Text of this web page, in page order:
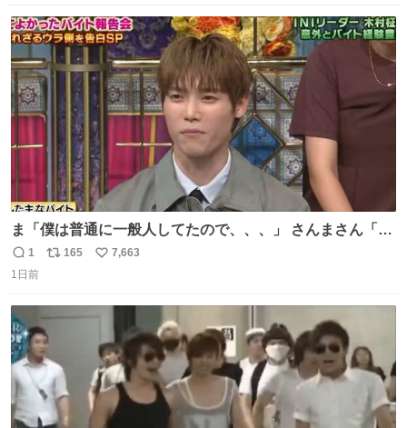
ト
数
数
ま「僕は普通に一般人してたので、、、」 さんまさん「チ
ンパンジー⁉️」 しぬwwwwwwwwwwwwwwwwwwwww
返
信
1
リ
ト
数
165
い
7,663
1日前